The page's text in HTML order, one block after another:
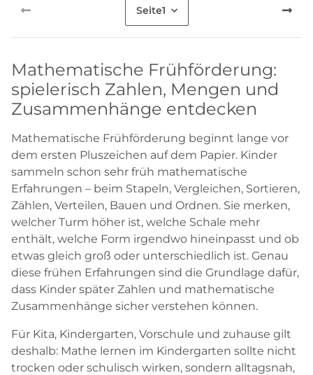
Seite1
Mathematische Frühförderung:
spielerisch Zahlen, Mengen und
Zusammenhänge entdecken
Mathematische Frühförderung beginnt lange vor
dem ersten Pluszeichen auf dem Papier. Kinder
sammeln schon sehr früh mathematische
Erfahrungen – beim Stapeln, Vergleichen, Sortieren,
Zählen, Verteilen, Bauen und Ordnen. Sie merken,
welcher Turm höher ist, welche Schale mehr
enthält, welche Form irgendwo hineinpasst und ob
etwas gleich groß oder unterschiedlich ist. Genau
diese frühen Erfahrungen sind die Grundlage dafür,
dass Kinder später Zahlen und mathematische
Zusammenhänge sicher verstehen können.
Für Kita, Kindergarten, Vorschule und zuhause gilt
deshalb: Mathe lernen im Kindergarten sollte nicht
trocken oder schulisch wirken, sondern alltagsnah,